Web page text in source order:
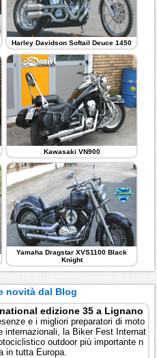
Harley Davidson Softail Deuce 1450
Kawasaki VN900
Yamaha Dragstar XVS1100 Black
Knight
novità dal Blog
edizione 35 a Lignano
e i migliori preparatori di moto
internazionali, la Biker Fest Internat
outdoor più importante n
in tutta Europa.